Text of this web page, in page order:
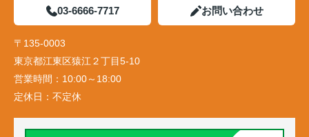
03-6666-7717 お問い合わせ
〒135-0003
東京都江東区猿江２丁目5-10
営業時間： 10:00～18:00
定休日： 不定休